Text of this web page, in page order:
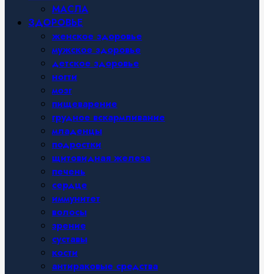
МАСЛА
ЗДОРОВЬЕ
женское здоровье
мужское здоровье
детское здоровье
ногти
мозг
пищеварение
грудное вскармливание
младенцы
подростки
щитовидная железа
печень
сердце
иммунитет
волосы
зрение
суставы
кости
антираковые средства